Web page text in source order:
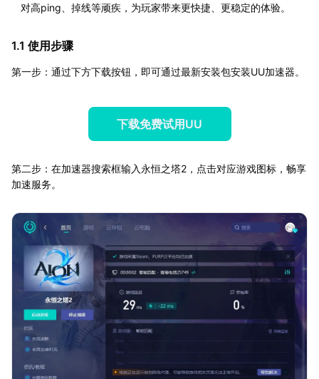
对高ping、掉线等顽疾，为玩家带来更快捷、更稳定的体验。
1.1 使用步骤
第一步：通过下方下载按钮，即可通过最新安装包安装UU加速器。
下载免费试用UU
第二步：在加速器搜索框输入永恒之塔2，点击对应游戏图标，畅享
加速服务。